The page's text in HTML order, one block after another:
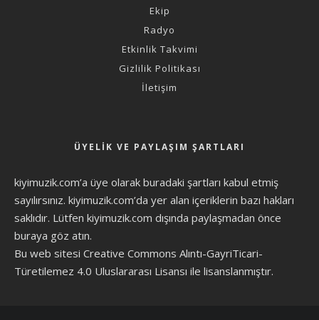
Ekip
Radyo
Etkinlik Takvimi
Gizlilik Politikası
İletişim
ÜYELIK VE PAYLAŞIM ŞARTLARI
kiyimuzik.com’a üye olarak buradaki şartları kabul etmiş
sayılırsınız. kiyimuzik.com’da yer alan içeriklerin bazı hakları
saklıdır. Lütfen kiyimuzik.com dışında paylaşmadan önce
buraya göz atın.
Bu web sitesi Creative Commons Alıntı-GayriTicari-
Türetilemez 4.0 Uluslararası Lisansı ile lisanslanmıştır.